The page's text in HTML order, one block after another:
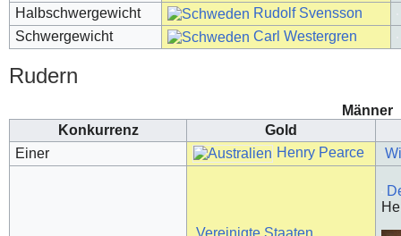
Halbschwergewicht
Rudolf Svensson
Schwergewicht
Carl Westergren
Rudern
Männer
Konkurrenz
Gold
Einer
Henry Pearce
Vereinigte Staaten